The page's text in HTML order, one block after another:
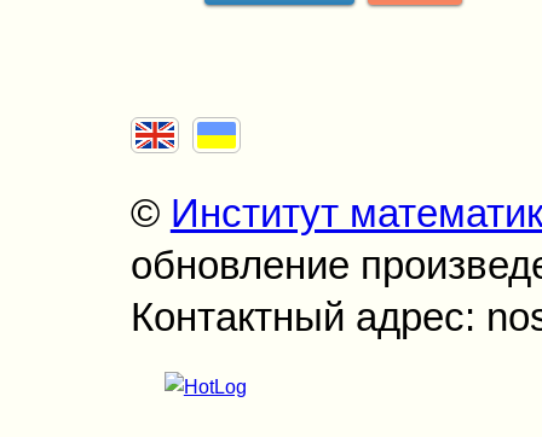
© Институт
обновление
Контактный адрес: